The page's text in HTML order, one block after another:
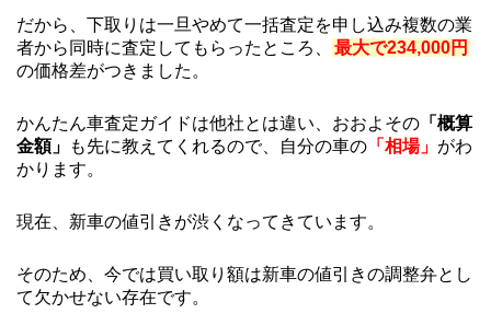
だから、下取りは一旦やめて一括査定を申し込み複数の業
者から同時に査定してもらったところ、
最大で234,000円
の価格差がつきました。
かんたん車査定ガイドは他社とは違い、おおよその 「概算
金額」
も先に教えてくれるので、自分の車の 「相場」 がわ
かります。
現在、新車の値引きが渋くなってきています。
そのため、今では買い取り額は新車の値引きの調整弁とし
て欠かせない存在です。